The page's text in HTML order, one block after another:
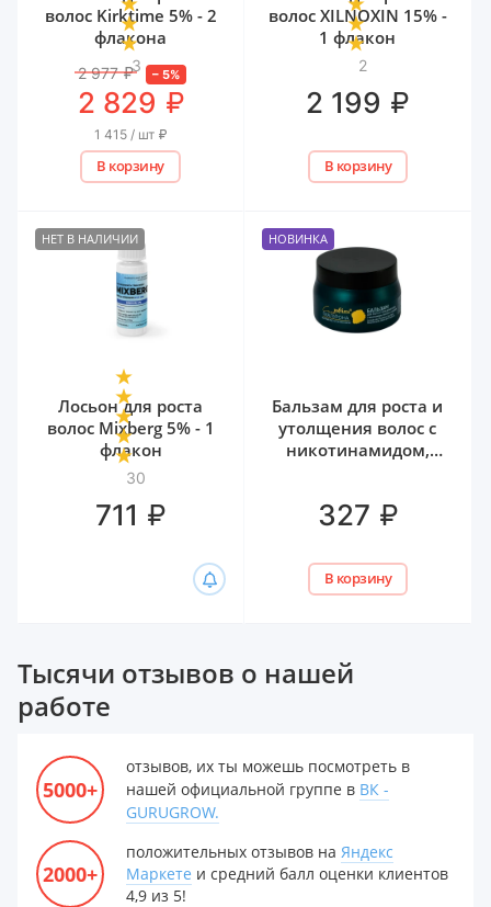
3
волос Kirktime 5% - 2
флакона
2 977 ₽ –5%
2 829 ₽
1 415 / шт ₽
В корзину
2
волос XILNOXIN 15% -
1 флакон
2 199 ₽
В корзину
НЕТ В НАЛИЧИИ
30
Лосьон для роста
волос Mixberg 5% - 1
флакон
711 ₽
НОВИНКА
Бальзам для роста и
утолщения волос с
никотинамидом,
300 мл
327 ₽
В корзину
Тысячи отзывов о нашей
работе
5000+
отзывов, их ты можешь посмотреть в
нашей официальной группе в ВК -
GURUGROW.
2000+
положительных отзывов на Яндекс
Маркете и средний балл оценки клиентов
4,9 из 5!